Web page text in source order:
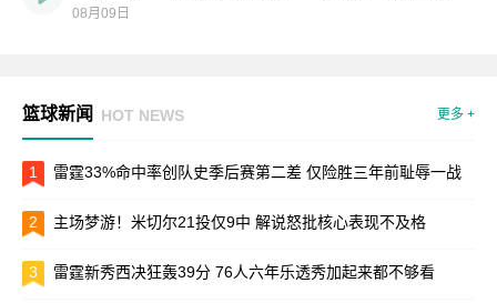
08月09日
篮球新闻 HOT NEWS 更多 +
1 雷霆33%命中率创队史季后赛第二差 仅险胜三年前耻辱一战
2 主场梦游！米切尔21投仅9中 解说怒批核心表现不及格
3 雷霆新秀西决狂轰39分 76人六年乐透秀加起来都不够看